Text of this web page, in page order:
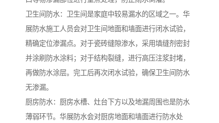
卫生间防水：卫生间是家庭中较易漏水的区域之一。华
展防水施工人员会对卫生间地面和墙面进行闭水试验，
精确定位渗漏点。对于瓷砖缝隙渗水，采用填缝剂密封
并涂刷防水涂料；对于结构裂缝，进行高压注浆封堵，
再做防水涂层。完工后再次闭水试验，确保卫生间防水
无渗漏。
厨房防水：厨房水槽、灶台下方以及地漏周围也是防水
薄弱环节。华展防水会对厨房地面和墙面进行防水处